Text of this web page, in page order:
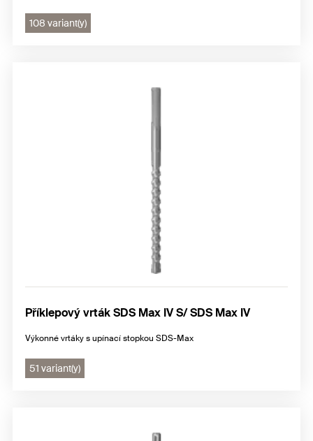
108 variant(y)
Příklepový vrták SDS Max IV S/ SDS Max IV
Výkonné vrtáky s upínací stopkou SDS-Max
51 variant(y)